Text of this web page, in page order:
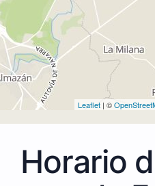
Leaflet | ©
Horario